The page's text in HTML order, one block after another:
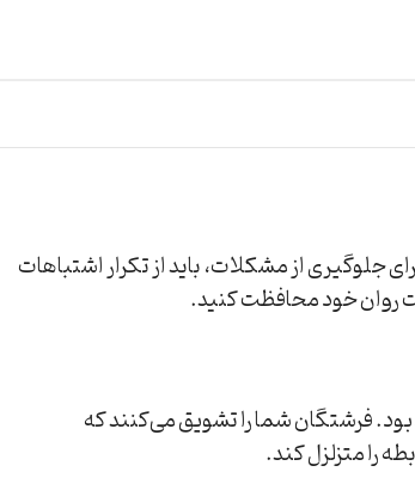
برای جلوگیری از مشکلات، باید از تکرار اشتباهات
روان خود محافظت کنید.
بود. فرشتگان شما را تشویق می‌کنند که
را متزلزل کند.